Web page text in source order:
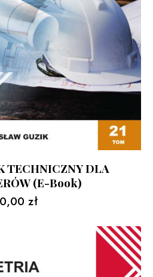
TECHNICZNY DLA
(e-Book)
0,00 zł